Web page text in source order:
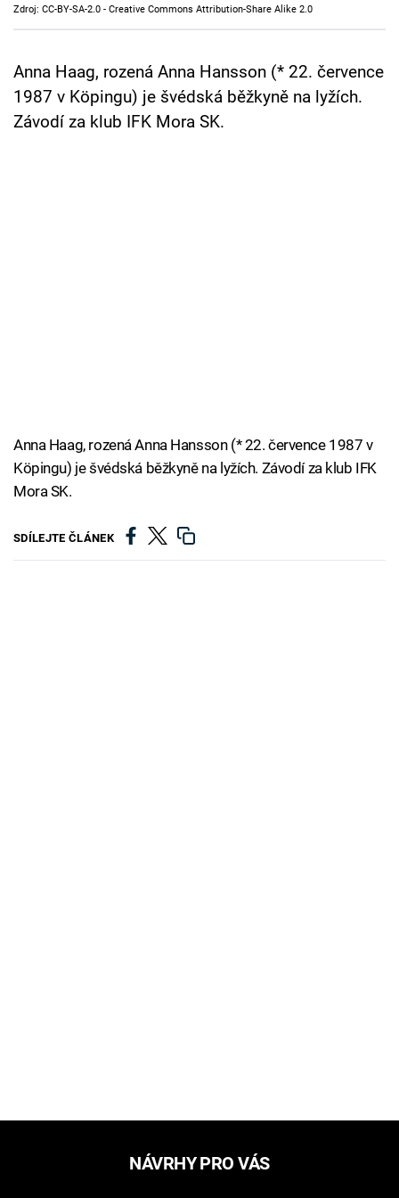
Cool Esport
Pořady
TV Program
Zdroj: CC-BY-SA-2.0 - Creative Commons Attribution-Share Alike 2.0
Anna Haag, rozená Anna Hansson (* 22. července
1987 v Köpingu) je švédská běžkyně na lyžích.
Závodí za klub IFK Mora SK.
Anna Haag, rozená Anna Hansson (* 22. července 1987 v
Köpingu) je švédská běžkyně na lyžích. Závodí za klub IFK
Mora SK.
SDÍLEJTE ČLÁNEK
NÁVRHY PRO VÁS